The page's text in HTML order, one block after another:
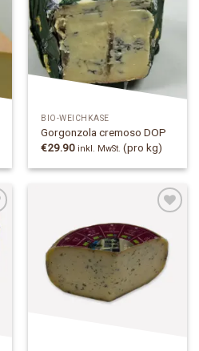
Add to
Wishlist
BIO-WEICHKÄSE
Gorgonzola cremoso DOP
€29.90 inkl. MwSt. (pro kg)
Add to
Wishlist